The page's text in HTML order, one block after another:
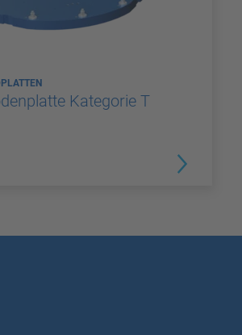
Kategorie T